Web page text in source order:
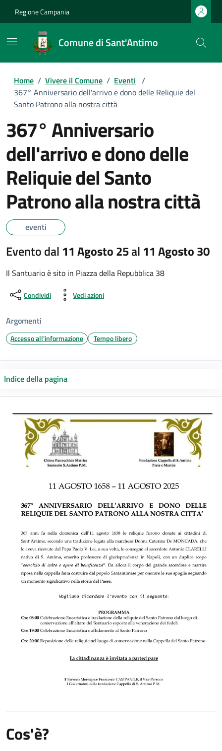
Regione Campania
Comune di Sant'Antimo
Home / Vivere il Comune / Eventi /
367° Anniversario dell'arrivo e dono delle Reliquie del
Santo Patrono alla nostra città
367° Anniversario
dell'arrivo e dono delle
Reliquie del Santo
Patrono alla nostra città
eventi
Evento dal 11 Agosto 25al 11 Agosto 30
Il Santuario è sito in Piazza della Repubblica 38
Condividi Vedi azioni
Argomenti
Accesso all'informazione Tempo libero
Indice della pagina
Cos'è?